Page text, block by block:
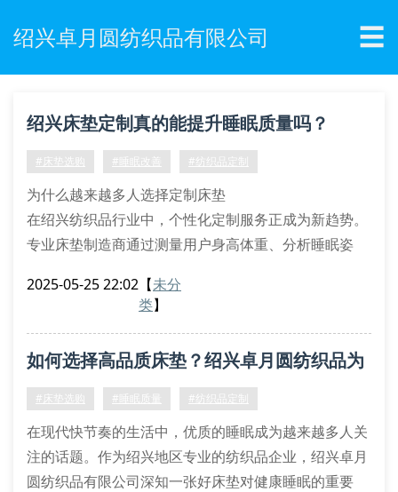
绍兴卓月圆纺织品有限公司 ☰
绍兴床垫定制真的能提升睡眠质量吗？
#床垫选购 #睡眠改善 #纺织品定制
为什么越来越多人选择定制床垫
在绍兴纺织品行业中，个性化定制服务正成为新趋势。
专业床垫制造商通过测量用户身高体重、分析睡眠姿
统。这种定制床垫能有效缓解腰椎压力，改善血液循
记忆棉层：自动适应体型曲线
独立弹簧组：分区支撑关键部位
2025-05-25 22:02 【未分
类】
如何选择高品质床垫？绍兴卓月圆纺织品为
您解答
#床垫选购 #睡眠质量 #纺织品定制
在现代快节奏的生活中，优质的睡眠成为越来越多人关
注的话题。作为绍兴地区专业的纺织品企业，绍兴卓月
圆纺织品有限公司深知一张好床垫对健康睡眠的重要